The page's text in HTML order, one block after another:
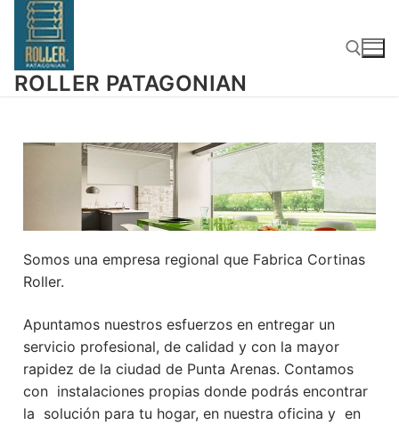
ROLLER PATAGONIAN
Somos una empresa regional que Fabrica Cortinas
Roller.
Apuntamos nuestros esfuerzos en entregar un
servicio profesional, de calidad y con la mayor
rapidez de la ciudad de Punta Arenas. Contamos
con instalaciones propias donde podrás encontrar
la solución para tu hogar, en nuestra oficina y en